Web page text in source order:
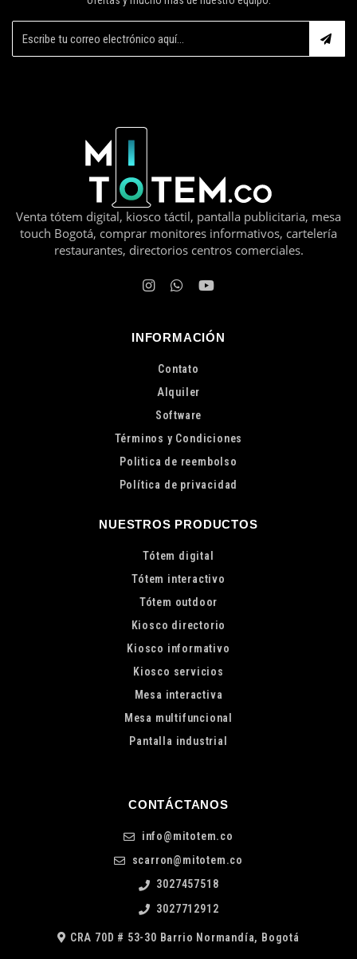
Venta tótem digital, kiosco táctil, pantalla publicitaria, mesa
touch Bogotá, comprar monitores informativos, cartelería
restaurantes, directorios centros comerciales.
INFORMACIÓN
Contato
Alquiler
Software
Términos y Condiciones
Politica de reembolso
Política de privacidad
NUESTROS PRODUCTOS
Tótem digital
Tótem interactivo
Tótem outdoor
Kiosco directorio
Kiosco informativo
Kiosco servicios
Mesa interactiva
Mesa multifuncional
Pantalla industrial
CONTÁCTANOS
info@mitotem.co
scarron@mitotem.co
3027457518
3027712912
CRA 70D # 53-30 Barrio Normandía, Bogotá